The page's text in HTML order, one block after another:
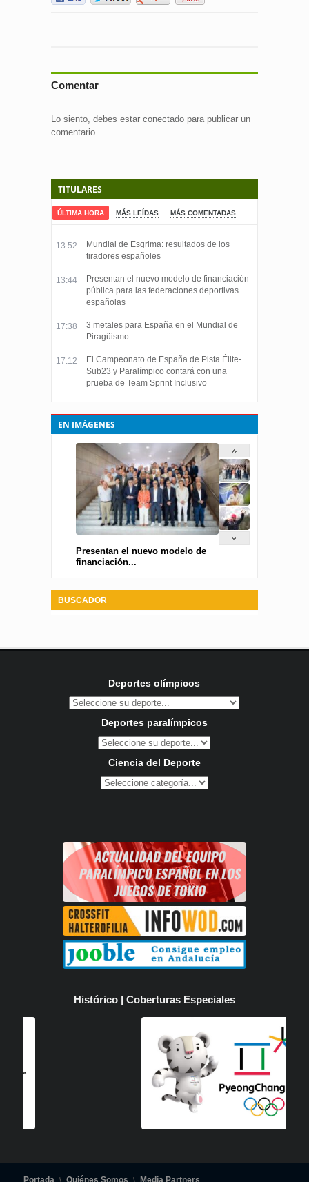
Comentar
Lo siento, debes estar conectado para publicar un
comentario.
TITULARES
ÚLTIMA HORA MÁS LEÍDAS MÁS COMENTADAS
13:52
Mundial de Esgrima: resultados de los
tiradores españoles
13:44
Presentan el nuevo modelo de financiación
pública para las federaciones deportivas
españolas
17:38
3 metales para España en el Mundial de
Piragüismo
17:12
El Campeonato de España de Pista Élite-
Sub23 y Paralímpico contará con una
prueba de Team Sprint Inclusivo
EN IMÁGENES
Presentan el nuevo modelo de
financiación...
BUSCADOR
Deportes olímpicos
Deportes paralímpicos
Ciencia del Deporte
Histórico | Coberturas Especiales